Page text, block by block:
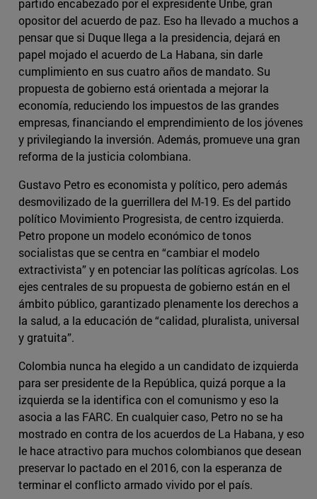
partido encabezado por el expresidente Uribe, gran
opositor del acuerdo de paz. Eso ha llevado a muchos a
pensar que si Duque llega a la presidencia, dejará en
papel mojado el acuerdo de La Habana, sin darle
cumplimiento en sus cuatro años de mandato. Su
propuesta de gobierno está orientada a mejorar la
economía, reduciendo los impuestos de las grandes
empresas, financiando el emprendimiento de los jóvenes
y privilegiando la inversión. Además, promueve una gran
reforma de la justicia colombiana.
Gustavo Petro es economista y político, pero además
desmovilizado de la guerrillera del M-19. Es del partido
político Movimiento Progresista, de centro izquierda.
Petro propone un modelo económico de tonos
socialistas que se centra en “cambiar el modelo
extractivista” y en potenciar las políticas agrícolas. Los
ejes centrales de su propuesta de gobierno están en el
ámbito público, garantizado plenamente los derechos a
la salud, a la educación de “calidad, pluralista, universal
y gratuita”.
Colombia nunca ha elegido a un candidato de izquierda
para ser presidente de la República, quizá porque a la
izquierda se la identifica con el comunismo y eso la
asocia a las FARC. En cualquier caso, Petro no se ha
mostrado en contra de los acuerdos de La Habana, y eso
le hace atractivo para muchos colombianos que desean
preservar lo pactado en el 2016, con la esperanza de
terminar el conflicto armado vivido por el país.